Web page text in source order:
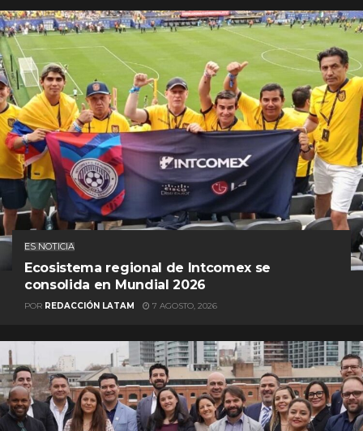
ES NOTICIA
Ecosistema regional de Intcomex se
consolida en Mundial 2026
POR REDACCIÓN LATAM 7 AGOSTO, 2026